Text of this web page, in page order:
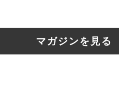
マガジンを見る